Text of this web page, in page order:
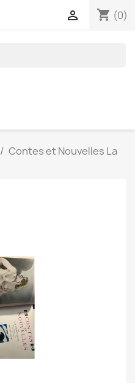
shopping_cart (0)

Contes et Nouvelles La